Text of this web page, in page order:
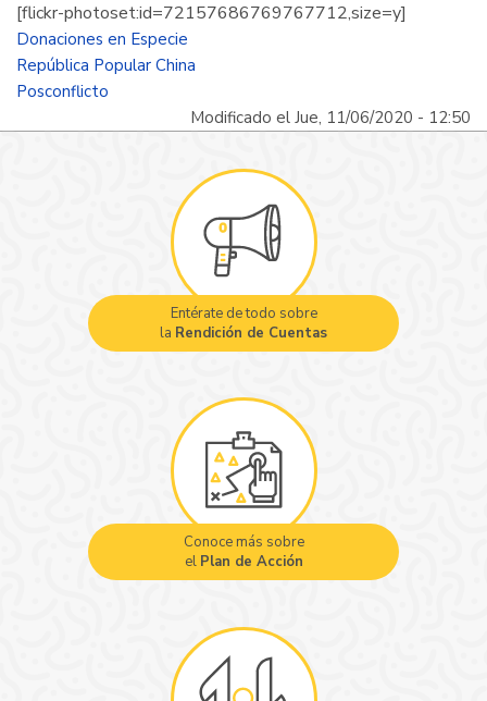
[flickr-photoset:id=72157686769767712,size=y]
Donaciones en Especie
República Popular China
Posconflicto
Modificado el Jue, 11/06/2020 - 12:50
Entérate de todo sobre
la Rendición de Cuentas
Conoce más sobre
el Plan de Acción